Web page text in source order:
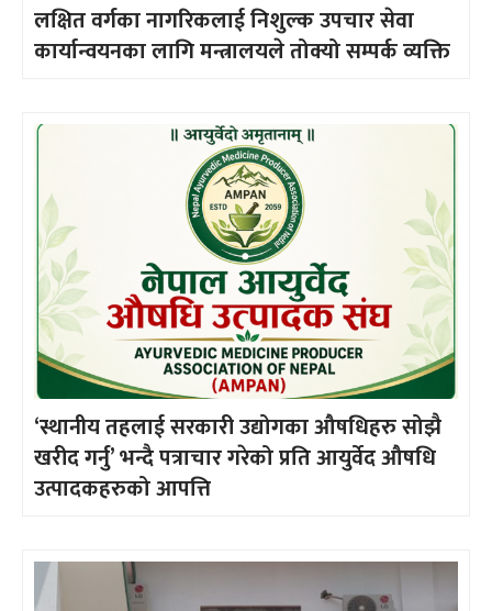
लक्षित वर्गका नागरिकलाई निशुल्क उपचार सेवा
कार्यान्वयनका लागि मन्त्रालयले तोक्यो सम्पर्क व्यक्ति
‘स्थानीय तहलाई सरकारी उद्योगका औषधिहरु सोझै
खरीद गर्नु’ भन्दै पत्राचार गरेको प्रति आयुर्वेद औषधि
उत्पादकहरुको आपत्ति